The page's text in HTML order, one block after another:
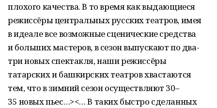
плохого качества. В то время как выдающиеся
режиссёры центральных русских театров, имея
в идеале все возможные сценические средства
и больших мастеров, в сезон выпускают по два-
три новых спектакля, наши режиссёры
татарских и башкирских театров хвастаются
тем, что в зимний сезон осуществляют 30–
35 новых пьес…><… В таких быстро сделанных